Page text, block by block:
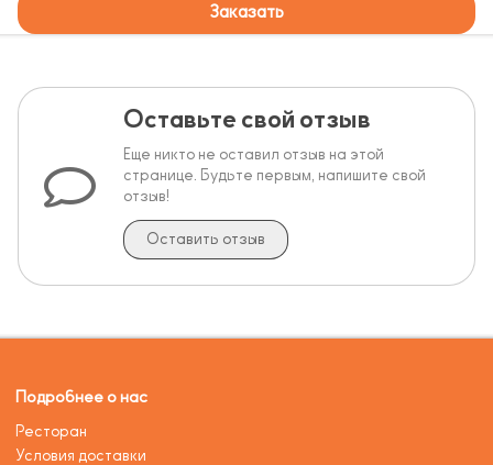
Заказать
Оставьте свой отзыв
Еще никто не оставил отзыв на этой
странице. Будьте первым, напишите свой
отзыв!
Оставить отзыв
Подробнее о нас
Ресторан
Условия доставки